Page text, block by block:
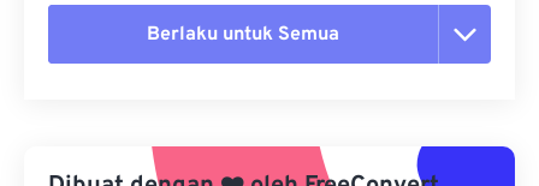
Berlaku untuk Semua
Terapkan dari Preset